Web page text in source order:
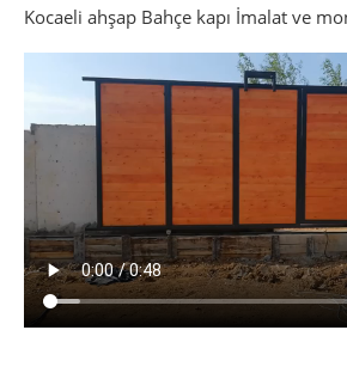
Kocaeli ahşap Bahçe kapı İmalat ve